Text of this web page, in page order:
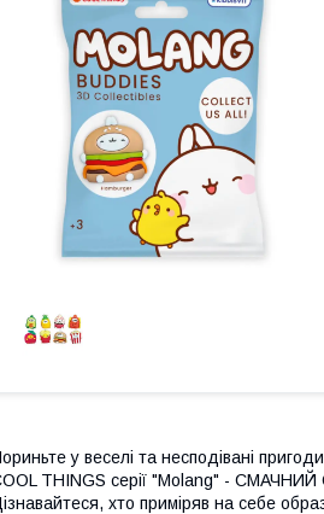
у веселі та несподівані
THINGS серії "Molang" - СМАЧНИЙ
хто приміряв на себе